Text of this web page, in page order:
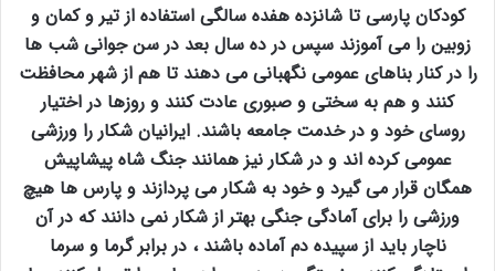
کودکان پارسی تا شانزده هفده سالگی استفاده از تیر و کمان و
زوبین را می آموزند سپس در ده سال بعد در سن جوانی شب ها
را در کنار بناهای عمومی نگهبانی می دهند تا هم از شهر محافظت
کنند و هم به سختی و صبوری عادت کنند و روزها در اختیار
روسای خود و در خدمت جامعه باشند. ایرانیان شکار را ورزشی
عمومی کرده اند و در شکار نیز همانند جنگ شاه پیشاپیش
همگان قرار می گیرد و خود به شکار می پردازند و پارس ها هیچ
ورزشی را برای آمادگی جنگی بهتر از شکار نمی دانند که در آن
ناچار باید از سپیده دم آماده باشند ، در برابر گرما و سرما